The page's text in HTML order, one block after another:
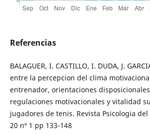
Referencias
BALAGUER, I. CASTILLO, I. DUDA, J.
entre la percepcion del clima
entrenador, orientaciones
regulaciones motivacionales y vitalidad
jugadores de tenis. Revista Psicologia del
20 nº 1 pp 133-148